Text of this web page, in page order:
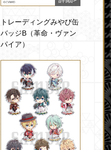
トレーディングみやび缶
バッジB（革命・ヴァン
パイア）